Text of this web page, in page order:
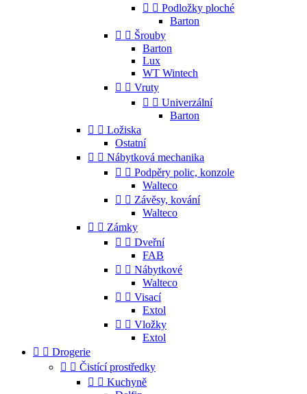
  Podložky ploché
Barton
  Šrouby
Barton
Lux
WT Wintech
  Vruty
  Univerzální
Barton
  Ložiska
Ostatní
  Nábytková mechanika
  Podpěry polic, konzole
Walteco
  Závěsy, kování
Walteco
  Zámky
  Dveřní
FAB
  Nábytkové
Walteco
  Visací
Extol
  Vložky
Extol
  Drogerie
  Čistící prostředky
  Kuchyně